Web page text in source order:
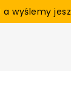
a wyślemy